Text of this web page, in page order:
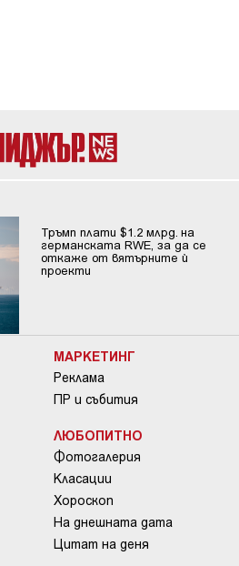
Тръмп плати $1.2 млрд. на
германската RWE, за да се
откаже от вятърните ѝ
проекти
МАРКЕТИНГ
Реклама
ПР и събития
ЛЮБОПИТНО
Фотогалерия
Класации
Хороскоп
На днешната дата
Цитат на деня